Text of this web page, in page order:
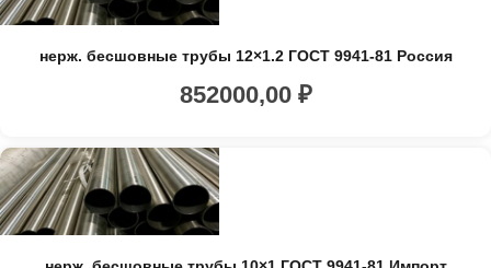
нерж. бесшовные трубы 12×1.2 ГОСТ 9941-81 Россия
852000,00 ₽